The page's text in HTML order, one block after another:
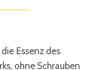
Essenz des
ohne Schrauben